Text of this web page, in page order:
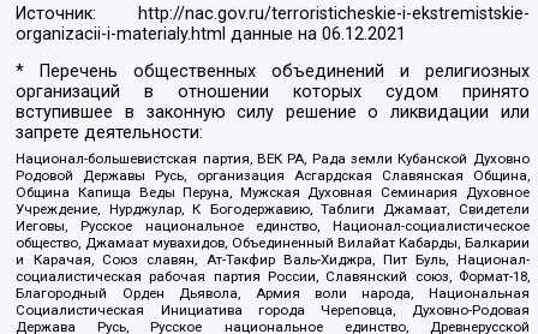
Источник:
http://nac.gov.ru/terroristicheskie-i-ekstremistskie-
organizacii-i-materialy.html данные на06.12.2021
* Перечень общественных объединений и религиозных
организаций в отношении которых судом принято
вступившее в законную силу решение о ликвидации или
запрете деятельности:
Национал-большевистская партия, ВЕК РА, Рада земли Кубанской Духовно
Родовой Державы Русь, организация Асгардская Славянская Община,
Община Капища Веды Перуна, Мужская Духовная Семинария Духовное
Учреждение, Нурджулар, К Богодержавию, Таблиги Джамаат, Свидетели
Иеговы, Русское национальное единство, Национал-социалистическое
общество, Джамаат мувахидов, Объединенный Вилайат Кабарды, Балкарии
и Карачая, Союз славян, Ат-Такфир Валь-Хиджра, Пит Буль, Национал-
социалистическая рабочая партия России, Славянский союз, Формат-18,
Благородный Орден Дьявола, Армия воли народа, Национальная
Социалистическая Инициатива города Череповца, Духовно-Родовая
Держава Русь, Русское национальное единство, Древнерусской